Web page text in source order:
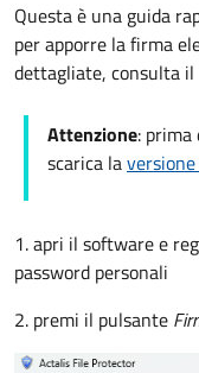
Questa è una guida
per apporre la firma
dettagliate, consulta
Attenzione:
scarica la
1. apri il software e
password personali
2. premi il pulsante